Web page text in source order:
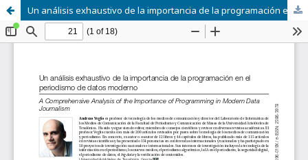
Un análisis exhaustivo de la importancia de la programación en el periodismo de datos moderno